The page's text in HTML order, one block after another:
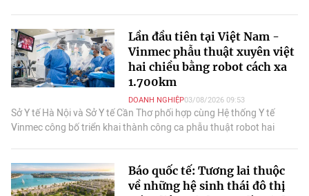
ích.
Lần đầu tiên tại Việt Nam -
Vinmec phẫu thuật xuyên việt
hai chiều bằng robot cách xa
1.700km
DOANH NGHIỆP03/08/2026 09:53
Sở Y tế Hà Nội và Sở Y tế Cần Thơ phối hợp cùng Hệ thống Y tế
Vinmec công bố triển khai thành công ca phẫu thuật robot hai
Báo quốc tế: Tương lai thuộc
về những hệ sinh thái đô thị